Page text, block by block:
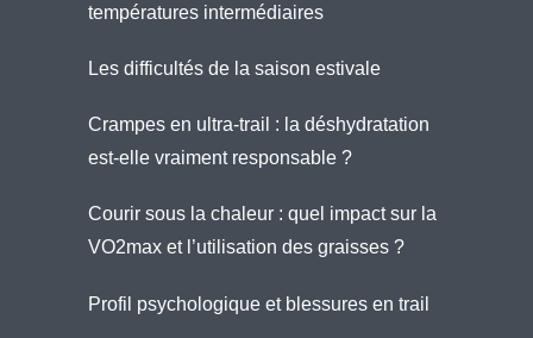
températures intermédiaires
Les difficultés de la saison estivale
Crampes en ultra-trail : la déshydratation
est-elle vraiment responsable ?
Courir sous la chaleur : quel impact sur la
VO2max et l’utilisation des graisses ?
Profil psychologique et blessures en trail